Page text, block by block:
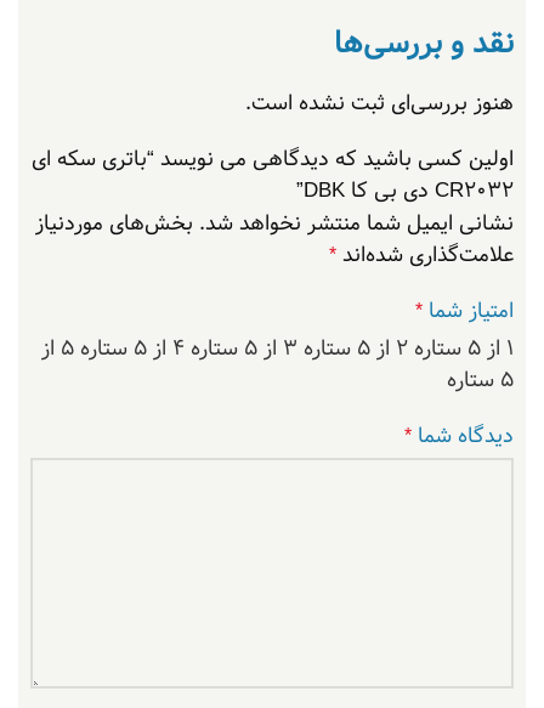
نقد و بررسی‌ها
هنوز بررسی‌ای ثبت نشده است.
اولین کسی باشید که دیدگاهی می نویسد “باتری سکه ای
CR2032 دی بی کا DBK”
نشانی ایمیل شما منتشر نخواهد شد. بخش‌های موردنیاز
علامت‌گذاری شده‌اند *
امتیاز شما *
۱ از ۵ ستاره ۲ از ۵ ستاره ۳ از ۵ ستاره ۴ از ۵ ستاره
۵ از
۵ ستاره
دیدگاه شما *